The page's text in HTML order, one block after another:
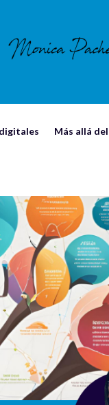
Más allá